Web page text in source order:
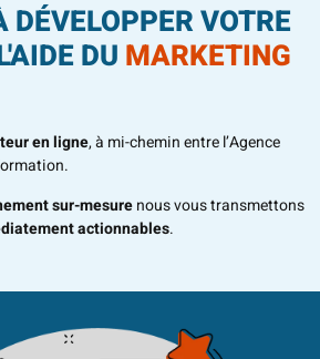
VOTRE
DU MARKETING
en ligne, à mi-chemin entre l’Agence
sur-mesurenous vous transmettons
actionnables.